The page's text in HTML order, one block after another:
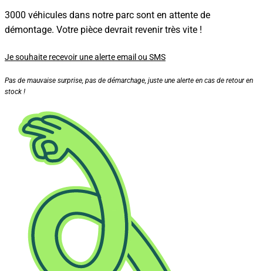
3000 véhicules dans notre parc sont en attente de
démontage. Votre pièce devrait revenir très vite !
Je souhaite recevoir une alerte email ou SMS
Pas de mauvaise surprise, pas de démarchage, juste une alerte en cas de retour en
stock !